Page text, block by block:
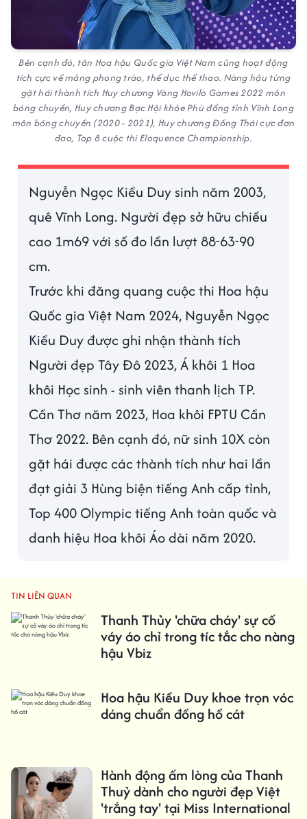
Bên cạnh đó, tân Hoa hậu Quốc gia Việt Nam cũng hoạt động
tích cực về mảng phong trào, thể dục thể thao. Nàng hậu từng
gặt hái thành tích Huy chương Vàng Hovilo Games 2022 môn
bóng chuyền, Huy chương Bạc Hội khỏe Phù đổng tỉnh Vĩnh Long
môn bóng chuyền (2020 - 2021), Huy chương Đồng Thái cực đơn
đao, Top 8 cuộc thi Eloquence Championship.
Nguyễn Ngọc Kiều Duy sinh năm 2003,
quê Vĩnh Long. Người đẹp sở hữu chiều
cao 1m69 với số đo lần lượt 88-63-90
cm.
Trước khi đăng quang cuộc thi Hoa hậu
Quốc gia Việt Nam 2024, Nguyễn Ngọc
Kiều Duy được ghi nhận thành tích
Người đẹp Tây Đô 2023, Á khôi 1 Hoa
khôi Học sinh - sinh viên thanh lịch TP.
Cần Thơ năm 2023, Hoa khôi FPTU Cần
Thơ 2022. Bên cạnh đó, nữ sinh 10X còn
gặt hái được các thành tích như hai lần
đạt giải 3 Hùng biện tiếng Anh cấp tỉnh,
Top 400 Olympic tiếng Anh toàn quốc và
danh hiệu Hoa khôi Áo dài năm 2020.
TIN LIÊN QUAN
Thanh Thủy 'chữa cháy' sự cố
váy áo chỉ trong tíc tắc cho nàng
hậu Vbiz
Hoa hậu Kiều Duy khoe trọn vóc
dáng chuẩn đồng hồ cát
Hành động ấm lòng của Thanh
Thuỷ dành cho người đẹp Việt
'trắng tay' tại Miss International